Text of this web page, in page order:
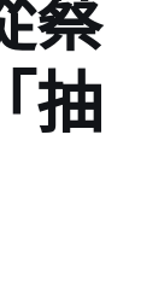
蔡
抽